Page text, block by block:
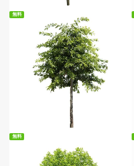
無料
無料ダウンロード
無料